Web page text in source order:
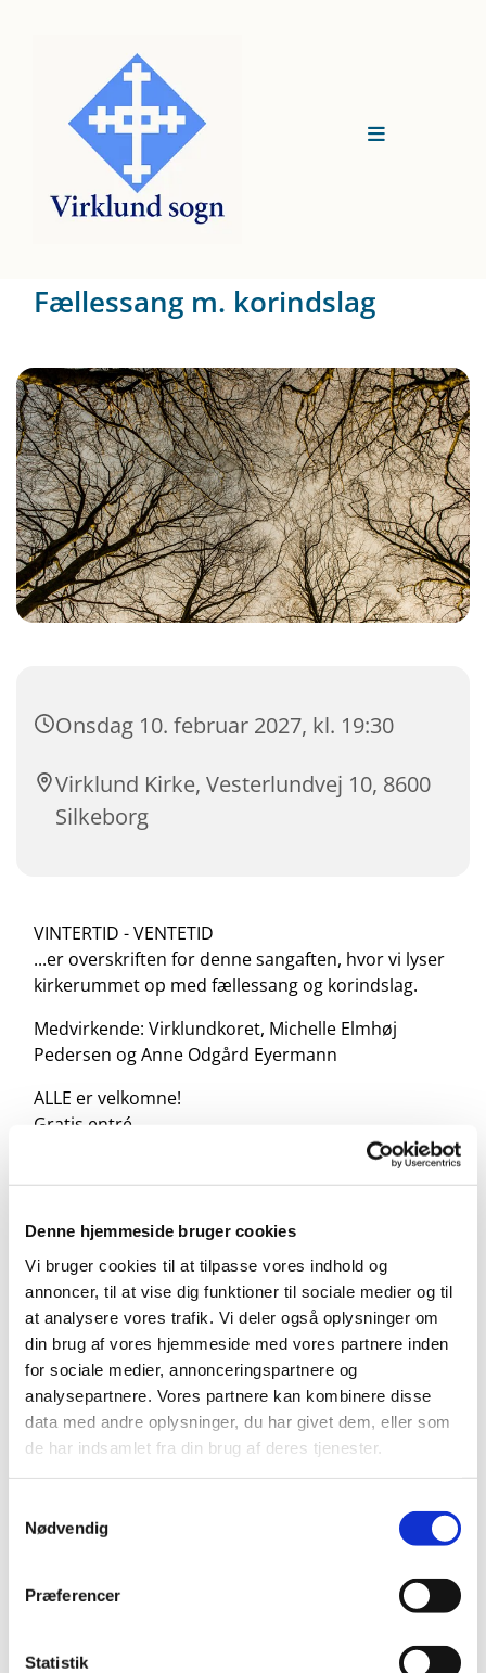
Denne hjemmeside bruger cookies
Vi bruger cookies til at tilpasse vores indhold og
annoncer, til at vise dig funktioner til sociale medier og til
at analysere vores trafik. Vi deler også oplysninger om
din brug af vores hjemmeside med vores partnere inden
for sociale medier, annonceringspartnere og
analysepartnere. Vores partnere kan kombinere disse
data med andre oplysninger, du har givet dem, eller som
de har indsamlet fra din brug af deres tjenester.
Nødvendig
Præferencer
Statistik
Fællessang m. korindslag
Onsdag 10. februar 2027, kl. 19:30
Virklund Kirke, Vesterlundvej 10, 8600
Silkeborg
VINTERTID - VENTETID
...er overskriften for denne sangaften, hvor vi lyser
kirkerummet op med fællessang og korindslag.
Medvirkende: Virklundkoret, Michelle Elmhøj
Pedersen og Anne Odgård Eyermann
ALLE er velkomne!
Gratis entré
Du vil måske også kunne